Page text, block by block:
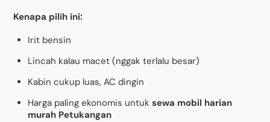
Kenapa pilih ini:
Irit bensin
Lincah kalau macet (nggak terlalu besar)
Kabin cukup luas, AC dingin
Harga paling ekonomis untuksewa mobil harian
murah Petukangan